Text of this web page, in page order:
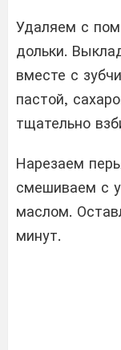
Удаляем с
дольки.
вместе с
пастой,
тщательно
Нарезаем
смешиваем с
маслом.
минут.